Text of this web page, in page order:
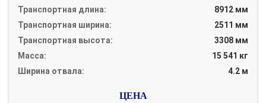
Транспортная длина:
8912 мм
Транспортная ширина:
2511 мм
Транспортная высота:
3308 мм
Масса:
15 541 кг
Ширина отвала:
4.2 м